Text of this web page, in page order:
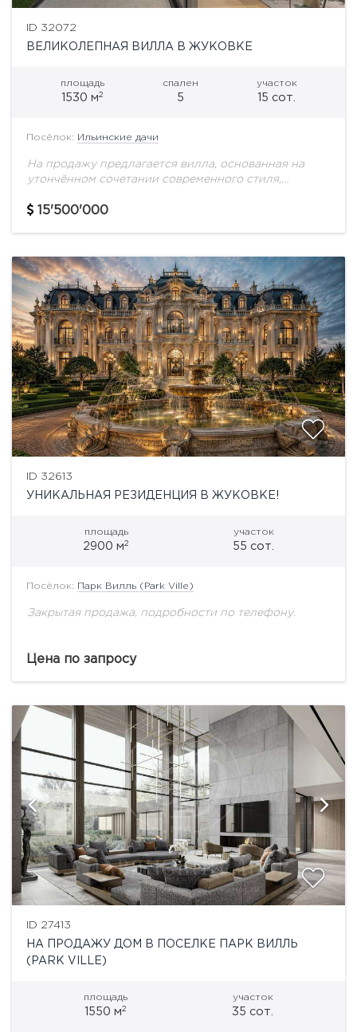
ID 32072
ВЕЛИКОЛЕПНАЯ ВИЛЛА В ЖУКОВКЕ
площадь
1530 м2
спален
5
участок
15 сот.
Посёлок: Ильинские дачи
На продажу предлагается вилла, основанная на
утончённом сочетании современного стиля,
материалов. Уникальный проект класса luxury,
15'500'000
ID 32613
УНИКАЛЬНАЯ РЕЗИДЕНЦИЯ В ЖУКОВКЕ!
площадь
2900 м2
участок
55 сот.
Посёлок: Парк Вилль (Park Ville)
Закрытая продажа, подробности по телефону.
Цена по запросу
ID 27413
НА ПРОДАЖУ ДОМ В ПОСЕЛКЕ ПАРК ВИЛЛЬ
(PARK VILLE)
площадь
1550 м2
участок
35 сот.